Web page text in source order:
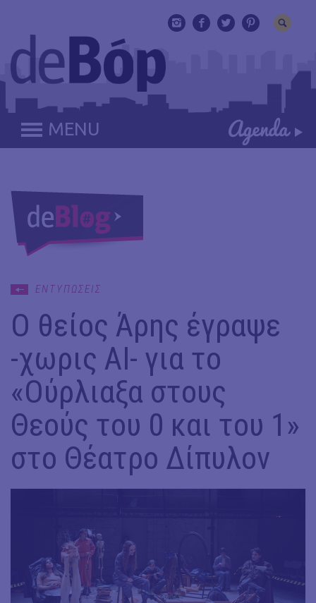
MENU
ΕΝΤΥΠΩΣΕΙΣ
Ο θείος Άρης έγραψε
-χωρις ΑΙ- για το
«Ούρλιαξα στους
Θεούς του 0 και του 1»
στο Θέατρο Δίπυλον